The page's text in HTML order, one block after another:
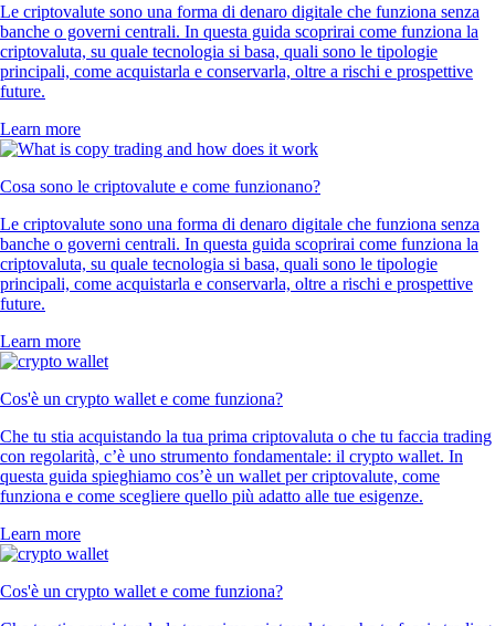
Le criptovalute sono una forma di denaro digitale che funziona senza
banche o governi centrali. In questa guida scoprirai come funziona la
criptovaluta, su quale tecnologia si basa, quali sono le tipologie
principali, come acquistarla e conservarla, oltre a rischi e prospettive
future.
Learn more
Cosa sono le criptovalute e come funzionano?
Le criptovalute sono una forma di denaro digitale che funziona senza
banche o governi centrali. In questa guida scoprirai come funziona la
criptovaluta, su quale tecnologia si basa, quali sono le tipologie
principali, come acquistarla e conservarla, oltre a rischi e prospettive
future.
Learn more
Cos'è un crypto wallet e come funziona?
Che tu stia acquistando la tua prima criptovaluta o che tu faccia trading
con regolarità, c’è uno strumento fondamentale: il crypto wallet. In
questa guida spieghiamo cos’è un wallet per criptovalute, come
funziona e come scegliere quello più adatto alle tue esigenze.
Learn more
Cos'è un crypto wallet e come funziona?